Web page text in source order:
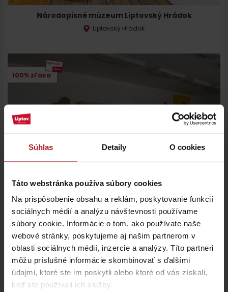
Súhlas Detaily O cookies
Táto webstránka používa súbory cookies
Na prispôsobenie obsahu a reklám, poskytovanie funkcií
sociálnych médií a analýzu návštevnosti používame
súbory cookie. Informácie o tom, ako používate naše
webové stránky, poskytujeme aj našim partnerom v
oblasti sociálnych médií, inzercie a analýzy. Títo partneri
môžu príslušné informácie skombinovať s ďalšími
údajmi, ktoré ste im poskytli alebo ktoré od vás získali,
keď ste používali ich služby.
Národopisné múzeum Liptovský Hrádok
Liptovský Hrádok
100% zľava
Naše dedičstvo expozícia
Liptovský Ján
10% zľava